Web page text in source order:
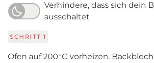
Verhindere, dass sich dein
ausschaltet
SCHRITT 1
Ofen auf 200°C vorheizen.